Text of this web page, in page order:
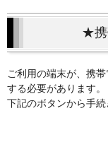
★携
ご利用の端末が、携
する必要があります。
下記のボタンから手続